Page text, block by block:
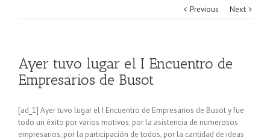
Previous Next
Ayer tuvo lugar el I Encuentro de
Empresarios de Busot
[ad_1] Ayer tuvo lugar el I Encuentro de Empresarios de Busot y fue
todo un éxito por varios motivos; por la asistencia de numerosos
empresarios, por la participación de todos, por la cantidad de ideas